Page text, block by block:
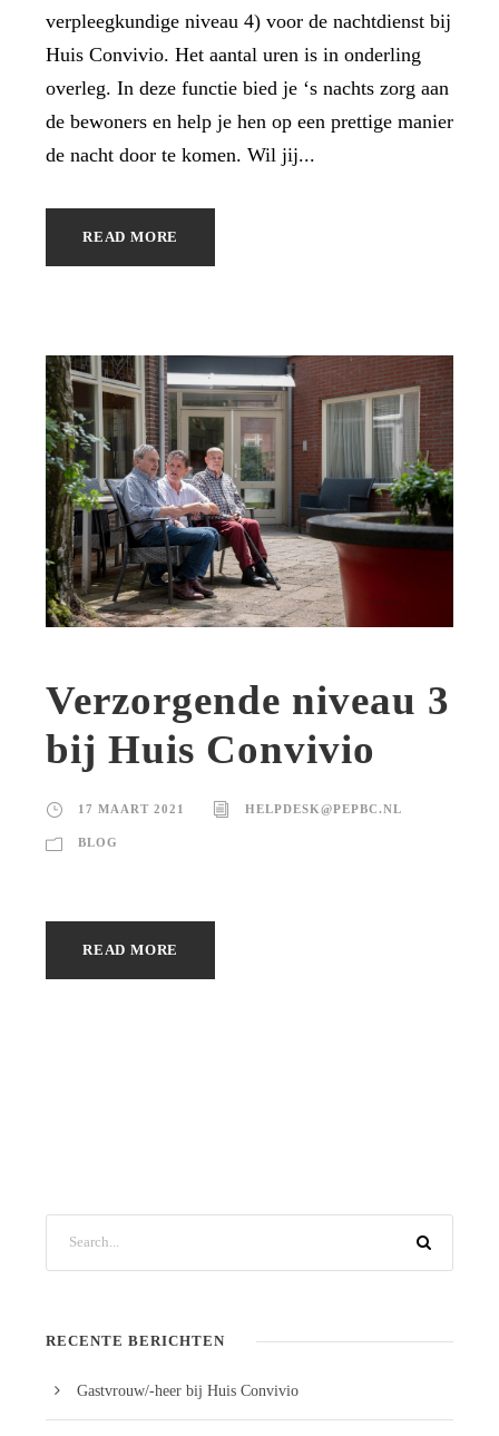
verpleegkundige niveau 4) voor de nachtdienst bij
Huis Convivio. Het aantal uren is in onderling
overleg. In deze functie bied je ‘s nachts zorg aan
de bewoners en help je hen op een prettige manier
de nacht door te komen. Wil jij...
READ MORE
Verzorgende niveau 3
bij Huis Convivio
17 MAART 2021 HELPDESK@PEPBC.NL
BLOG
READ MORE
RECENTE BERICHTEN
Gastvrouw/-heer bij Huis Convivio